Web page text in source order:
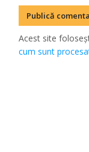
Acest site
cum sunt